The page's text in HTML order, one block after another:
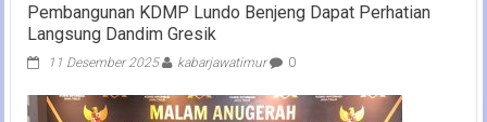
Pembangunan KDMP Lundo Benjeng Dapat Perhatian
Langsung Dandim Gresik
11 Desember 2025 kabarjawatimur 0